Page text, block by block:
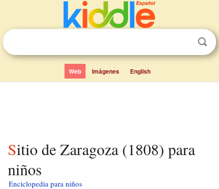
Web Imágenes English
Sitio de Zaragoza (1808) para
niños
Enciclopedia para niños